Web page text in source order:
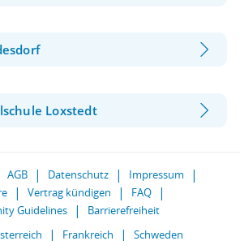
Loxstedt
AGB Datenschutz
Impressum
Vertrag kündigen
FAQ
Guidelines
Barrierefreiheit
Frankreich Schweden